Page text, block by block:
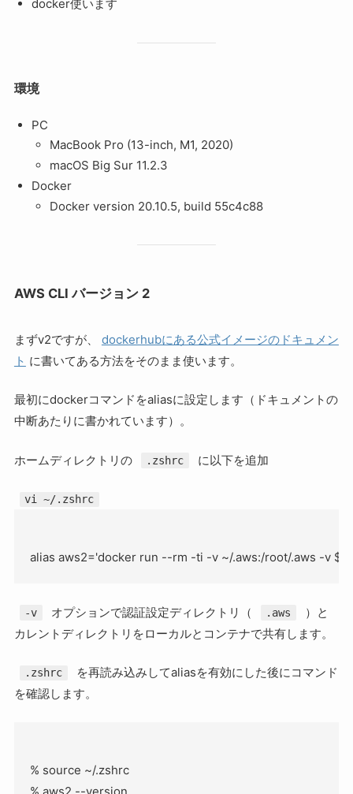
docker使います
環境
PC
MacBook Pro (13-inch, M1, 2020)
macOS Big Sur 11.2.3
Docker
Docker version 20.10.5, build 55c4c88
AWS CLI バージョン 2
まずv2ですが、 dockerhubにある公式イメージのドキュメン
ト に書いてある方法をそのまま使います。
最初にdockerコマンドをaliasに設定します（ドキュメントの
中断あたりに書かれています）。
ホームディレクトリの .zshrc に以下を追加
vi ~/.zshrc
-v オプションで認証設定ディレクトリ（ .aws
）と
カレントディレクトリをローカルとコンテナで共有します。
.zshrc
を再読み込みしてaliasを有効にした後にコマンド
を確認します。
% source ~/.zshrc
% aws2 --version